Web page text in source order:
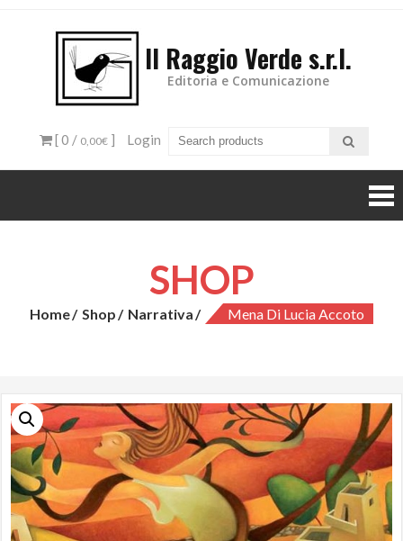
Il Raggio Verde s.r.l.
Editoria e Comunicazione
[ 0 / 0,00€] Login
SHOP
Home Shop Narrativa Mena Di Lucia Accoto